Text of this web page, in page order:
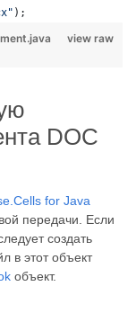
);
view raw
DOC
for Java
передачи. Если
создать
в этот объект
объект.